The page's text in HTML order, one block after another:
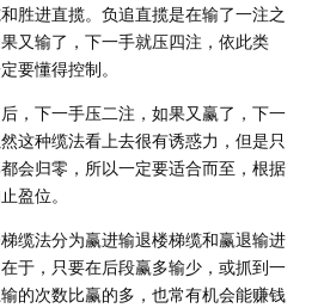
胜进直揽。负追直揽是在输了一注之
又输了，下一手就压四注，依此类
要懂得控制。
，下一手压二注，如果又赢了，下一
这种缆法看上去很有诱惑力，但是只
会归零，所以一定要适合而至，根据
盈位。
缆法分为赢进输退楼梯缆和赢退输进
于，只要在后段赢多输少，或抓到一
的次数比赢的多，也常有机会能赚钱